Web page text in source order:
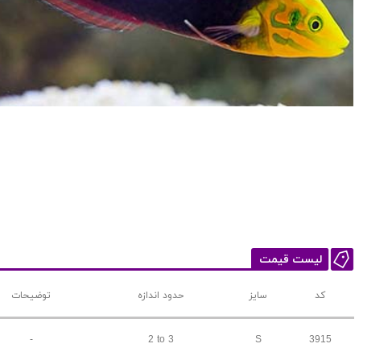
لیست قیمت
کد سایز حدود اندازه توضیحات
3915
S
2 to 3
-